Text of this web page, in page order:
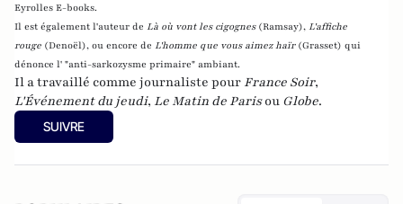
Eyrolles E-books.
Il est également l'auteur de Là où vont les cigognes (Ramsay), L'affiche
rouge (Denoël), ou encore de L'homme que vous aimez haïr (Grasset) qui
dénonce l' "anti-sarkozysme primaire" ambiant.
Il a travaillé comme journaliste pour France Soir,
L'Événement du jeudi, Le Matin de Parisou Globe.
SUIVRE